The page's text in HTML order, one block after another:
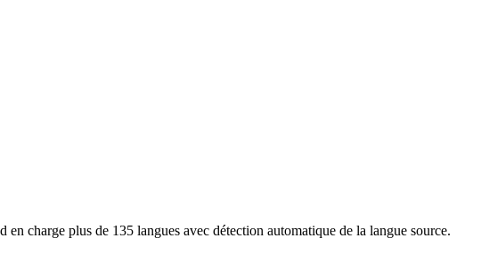
charge plus de 135 langues avec détection automatique de la langue source.